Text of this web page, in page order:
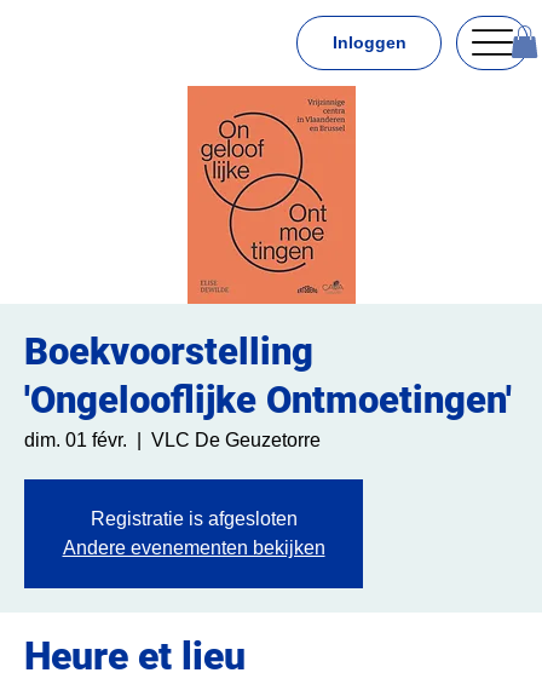
Inloggen
Boekvoorstelling
'Ongelooflijke Ontmoetingen'
dim. 01 févr. VLC De Geuzetorre
Registratie is afgesloten
Andere evenementen bekijken
Heure et lieu